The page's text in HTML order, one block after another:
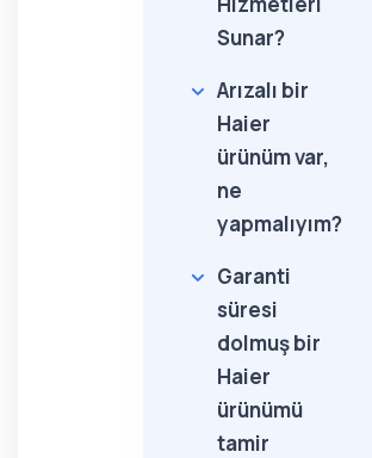
Sunar?
Arızalı bir
Haier
ürünüm var,
ne
yapmalıyım?
Garanti
süresi
dolmuş bir
Haier
ürünümü
tamir